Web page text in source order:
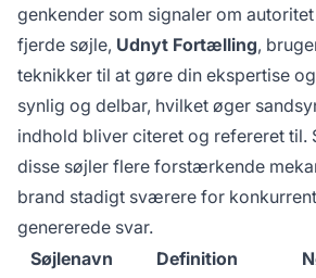
genkender som signaler om
fjerde søjle, Udnyt Fortælling,
teknikker til at gøre din ekspertise
synlig og delbar, hvilket øger
indhold bliver citeret og refereret til.
disse søjler flere forstærkende
brand stadigt sværere for
genererede svar.
Søjlenavn
Definition